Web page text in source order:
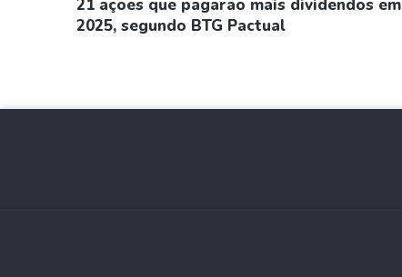
21 ações que pagarão mais dividendos em
2025, segundo BTG Pactual